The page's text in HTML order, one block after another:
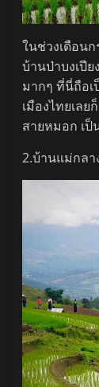
ในช่วงเดือน
บ้านป่าบงเปี
มากๆ ที่นี่ถือ
เมืองไทยเล
สายหมอก เ
2.บ้านแม่กลา